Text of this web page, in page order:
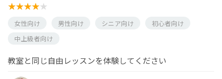
女性向け 男性向け シニア向け
初心者向け
中上級者向け
教室と同じ自由レッスンを体験してください